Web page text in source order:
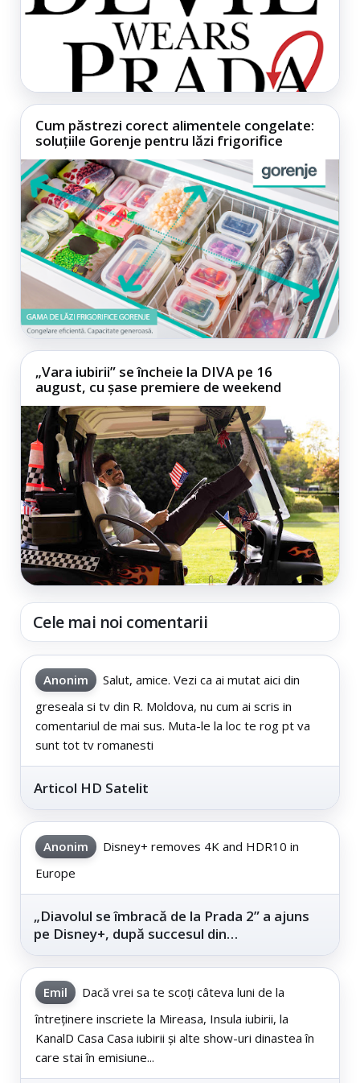
Cum păstrezi corect alimentele congelate:
soluțiile Gorenje pentru lăzi frigorifice
„Vara iubirii” se încheie la DIVA pe 16
august, cu șase premiere de weekend
Cele mai noi comentarii
Anonim
Salut, amice. Vezi ca ai mutat aici din
greseala si tv din R. Moldova, nu cum ai scris in
comentariul de mai sus. Muta-le la loc te rog pt va
sunt tot tv romanesti
Articol HD Satelit
Anonim
Disney+ removes 4K and HDR10 in
Europe
„Diavolul se îmbracă de la Prada 2” a ajuns
pe Disney+, după succesul din
Emil
Dacă vrei sa te scoți câteva luni de la
întreținere inscriete la Mireasa, Insula iubirii, la
KanalD Casa Casa iubirii și alte show-uri dinastea în
care stai în emisiune...